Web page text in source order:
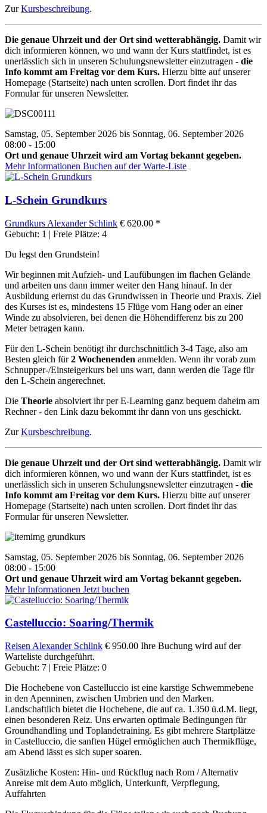
ZurKursbeschreibung.
Die genaue Uhrzeit und der Ort sind wetterabhängig. Damit wir
dich informieren können, wo und wann der Kurs stattfindet, ist es
unerlässlich sich in unseren Schulungsnewsletter einzutragen - die
Info kommt am Freitag vor dem Kurs. Hierzu bitte auf unserer
Homepage (Startseite) nach unten scrollen. Dort findet ihr das
Formular für unseren Newsletter.
Samstag, 05. September 2026 bis Sonntag, 06. September 2026
08:00 - 15:00
Ort und genaue Uhrzeit wird am Vortag bekannt gegeben.
Mehr Informationen Buchen auf der Warte-Liste
L-Schein Grundkurs
Grundkurs Alexander Schlink € 620.00 *
Gebucht: 1 | Freie Plätze: 4
Du legst den Grundstein!
Wir beginnen mit Aufzieh- und Laufübungen im flachen Gelände
und arbeiten uns dann immer weiter den Hang hinauf. In der
Ausbildung erlernst du das Grundwissen in Theorie und Praxis. Ziel
des Kurses ist es, mindestens 15 Flüge vom Hang oder an einer
Winde zu absolvieren, bei denen die Höhendifferenz bis zu 200
Meter betragen kann.
Für den L-Schein benötigt ihr durchschnittlich 3-4 Tage, also am
Besten gleich für2 Wochenenden anmelden. Wenn ihr vorab zum
Schnupper-/Einsteigerkurs bei uns wart, dann werden die Tage für
den L-Schein angerechnet.
Die Theorie absolviert ihr per E-Learning ganz bequem daheim am
Rechner - den Link dazu bekommt ihr dann von uns geschickt.
ZurKursbeschreibung.
Die genaue Uhrzeit und der Ort sind wetterabhängig. Damit wir
dich informieren können, wo und wann der Kurs stattfindet, ist es
unerlässlich sich in unseren Schulungsnewsletter einzutragen - die
Info kommt am Freitag vor dem Kurs. Hierzu bitte auf unserer
Homepage (Startseite) nach unten scrollen. Dort findet ihr das
Formular für unseren Newsletter.
Samstag, 05. September 2026 bis Sonntag, 06. September 2026
08:00 - 15:00
Ort und genaue Uhrzeit wird am Vortag bekannt gegeben.
Mehr Informationen Jetzt buchen
Castelluccio: Soaring/Thermik
Reisen Alexander Schlink € 950.00 Ihre Buchung wird auf der
Warteliste durchgeführt.
Gebucht: 7 | Freie Plätze: 0
Die Hochebene von Castelluccio ist eine karstige Schwemmebene
in den Apenninen, zwischen Umbrien und den Marken.
Landschaftlich bietet die Hochebene, die auf ca. 1.350 ü.d.M. liegt,
einen besonderen Reiz. Uns erwarten optimale Bedingungen für
Groundhandling und Toplandetraining. Es gibt mehrere Startplätze
in Castelluccio, die sanften Hügel ermöglichen auch Thermikflüge,
am Abend lässt es sich super soaren.
Zusätzliche Kosten: Hin- und Rückflug nach Rom / Alternativ
Anreise mit dem Auto möglich, Unterkunft, Verpflegung,
Auffahrten